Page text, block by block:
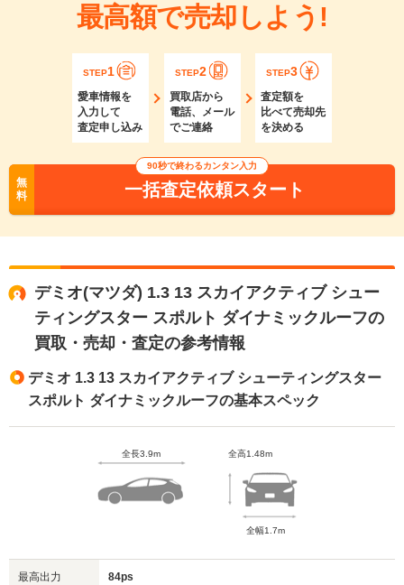
最高額で売却しよう!
STEP1
愛車情報を
入力して
査定申し込み
STEP2
買取店から
電話、メール
でご連絡
STEP3
査定額を
比べて売却先
を決める
無
料
90秒で終わるカンタン入力
一括査定依頼スタート
デミオ(マツダ) 1.3 13 スカイアクティブ シュー
ティングスター スポルト ダイナミックルーフの
買取・売却・査定の参考情報
デミオ 1.3 13 スカイアクティブ シューティングスター
スポルト ダイナミックルーフの基本スペック
全長3.9m 全高1.48m
全幅1.7m
最高出力 84ps